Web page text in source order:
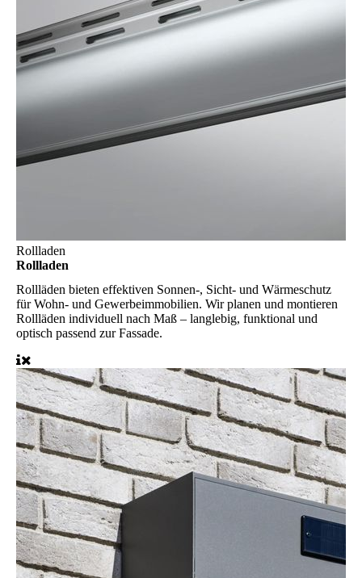
Rollladen
Rollladen
Rollläden bieten effektiven Sonnen-, Sicht- und Wärmeschutz
für Wohn- und Gewerbeimmobilien. Wir planen und montieren
Rollläden individuell nach Maß – langlebig, funktional und
optisch passend zur Fassade.